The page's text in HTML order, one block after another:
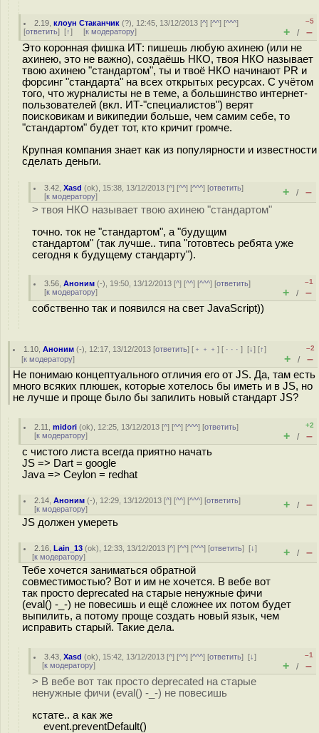
2.19 ,клоун Стаканчик (?), 12:45, 13/12/2013 [^] [^^] [^^^]
[ответить] [↑] [к модератору]
–5
+ / –
Это коронная фишка ИТ: пишешь любую ахинею (или не
ахинею, это не важно), создаёшь НКО, твоя НКО называет
твою ахинею "стандартом", ты и твоё НКО начинают PR и
форсинг "стандарта" на всех открытых ресурсах. С учётом
того, что журналисты не в теме, а большинство интернет-
пользователей (вкл. ИТ-"специалистов") верят
поисковикам и википедии больше, чем самим себе, то
"стандартом" будет тот, кто кричит громче.
Крупная компания знает как из популярности и известности
сделать деньги.
3.42 ,Xasd (ok), 15:38, 13/12/2013 [^] [^^] [^^^] [ответить]
[к модератору] + / –
> твоя НКО называет твою ахинею "стандартом"
точно. ток не "стандартом", а "будущим
стандартом" (так лучше.. типа "готовтесь ребята уже
сегодня к будущему стандарту").
3.56 ,Аноним (-), 19:50, 13/12/2013 [^] [^^] [^^^] [ответить]
[к модератору]
–1
+ / –
собственно так и появился на свет JavaScript))
1.10 ,Аноним (-), 12:17, 13/12/2013 [ответить] [ ﹢﹢﹢] [ · · ·][↓] [↑]
[к модератору]
–2
+ / –
Не понимаю концептуального отличия его от JS. Да, там есть
много всяких плюшек, которые хотелось бы иметь и в JS, но
не лучше и проще было бы запилить новый стандарт JS?
2.11 ,midori (ok), 12:25, 13/12/2013 [^] [^^] [^^^] [ответить]
[к модератору]
+2
+ / –
с чистого листа всегда приятно начать
JS => Dart = google
Java => Ceylon = redhat
2.14 ,Аноним (-), 12:29, 13/12/2013 [^] [^^] [^^^] [ответить]
[к модератору] + / –
JS должен умереть
2.16 ,Lain_13 (ok), 12:33, 13/12/2013 [^] [^^] [^^^] [ответить][↓]
[к модератору] + / –
Тебе хочется заниматься обратной
совместимостью? Вот и им не хочется. В вебе вот
так просто deprecated на старые ненужные фичи
(eval() -_-) не повесишь и ещё сложнее их потом будет
выпилить, а потому проще создать новый язык, чем
исправить старый. Такие дела.
3.43 ,Xasd (ok), 15:42, 13/12/2013 [^] [^^] [^^^] [ответить][↓]
[к модератору]
–1
+ / –
> В вебе вот так просто deprecated на старые
ненужные фичи (eval() -_-) не повесишь
кстате.. а как же
event.preventDefault()